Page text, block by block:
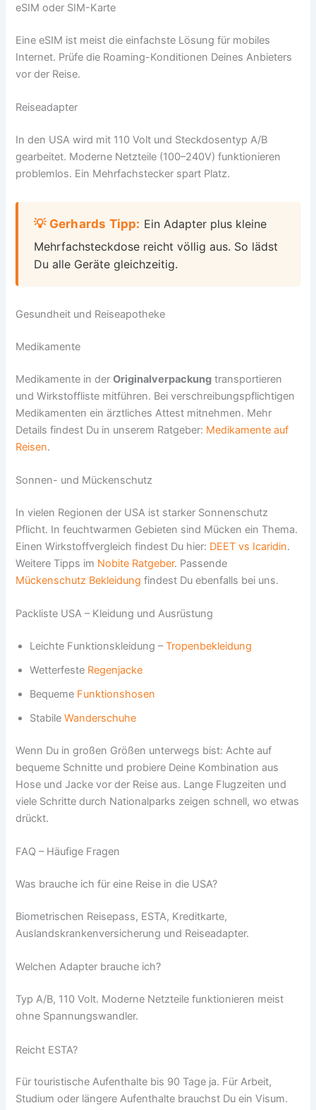
eSIM oder SIM-Karte
Eine eSIM ist meist die einfachste Lösung für mobiles
Internet. Prüfe die Roaming-Konditionen Deines Anbieters
vor der Reise.
Reiseadapter
In den USA wird mit 110 Volt und Steckdosentyp A/B
gearbeitet. Moderne Netzteile (100–240V) funktionieren
problemlos. Ein Mehrfachstecker spart Platz.
💡 Gerhards Tipp: Ein Adapter plus kleine
Mehrfachsteckdose reicht völlig aus. So lädst
Du alle Geräte gleichzeitig.
Gesundheit und Reiseapotheke
Medikamente
Medikamente in derOriginalverpackung transportieren
und Wirkstoffliste mitführen. Bei verschreibungspflichtigen
Medikamenten ein ärztliches Attest mitnehmen. Mehr
Details findest Du in unserem Ratgeber: Medikamente auf
Reisen.
Sonnen- und Mückenschutz
In vielen Regionen der USA ist starker Sonnenschutz
Pflicht. In feuchtwarmen Gebieten sind Mücken ein Thema.
Einen Wirkstoffvergleich findest Du hier: DEET vs Icaridin.
Weitere Tipps im Nobite Ratgeber. Passende
Mückenschutz Bekleidung findest Du ebenfalls bei uns.
Packliste USA – Kleidung und Ausrüstung
Leichte Funktionskleidung –Tropenbekleidung
Wetterfeste Regenjacke
Bequeme Funktionshosen
StabileWanderschuhe
Wenn Du in großen Größen unterwegs bist: Achte auf
bequeme Schnitte und probiere Deine Kombination aus
Hose und Jacke vor der Reise aus. Lange Flugzeiten und
viele Schritte durch Nationalparks zeigen schnell, wo etwas
drückt.
FAQ – Häufige Fragen
Was brauche ich für eine Reise in die USA?
Biometrischen Reisepass, ESTA, Kreditkarte,
Auslandskrankenversicherung und Reiseadapter.
Welchen Adapter brauche ich?
Typ A/B, 110 Volt. Moderne Netzteile funktionieren meist
ohne Spannungswandler.
Reicht ESTA?
Für touristische Aufenthalte bis 90 Tage ja. Für Arbeit,
Studium oder längere Aufenthalte brauchst Du ein Visum.